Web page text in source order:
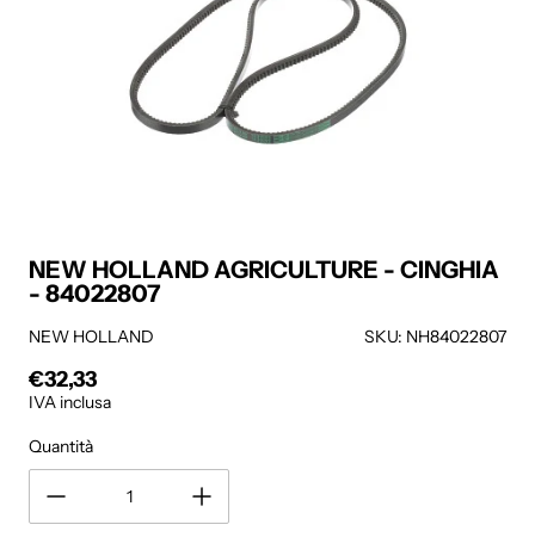
NEW HOLLAND AGRICULTURE - CINGHIA
- 84022807
NEW HOLLAND
SKU: NH84022807
Prezzo regolare
€32,33
IVA inclusa
Quantità